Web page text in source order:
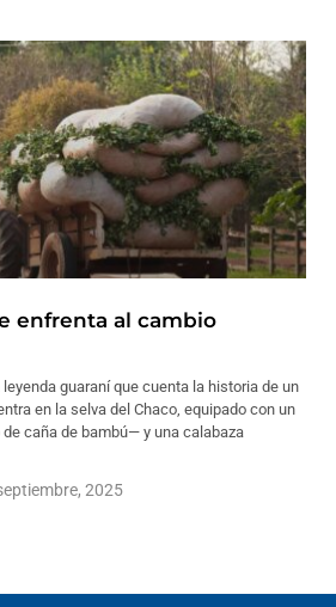
enfrenta al cambio
leyenda guaraní que cuenta la historia de un
en la selva del Chaco, equipado con un
caña de bambú— y una calabaza
2025